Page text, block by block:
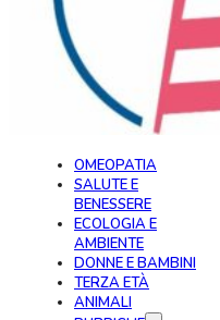
OMEOPATIA
SALUTE E
BENESSERE
ECOLOGIA E
AMBIENTE
DONNE E BAMBINI
TERZA ETÀ
ANIMALI